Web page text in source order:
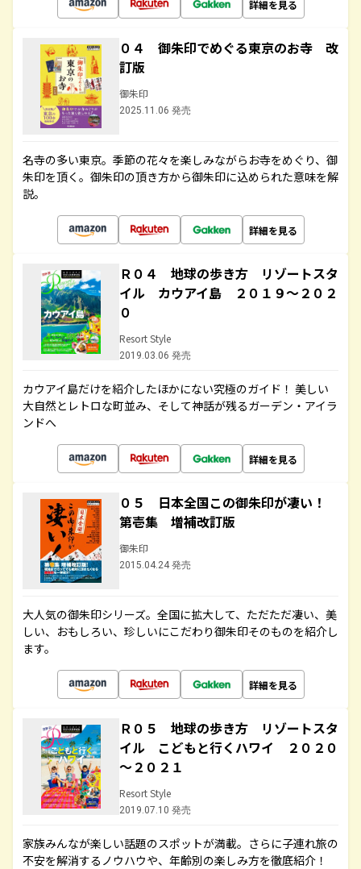
詳細を見る
０４ 御朱印でめぐる東京のお寺 改
訂版
御朱印
2025.11.06 発売
名寺の多い東京。季節の花々を楽しみながらお寺をめぐり、御
朱印を頂く。御朱印の頂き方から御朱印に込められた意味を解
説。
詳細を見る
Ｒ０４ 地球の歩き方 リゾートスタ
イル カウアイ島 ２０１９～２０２
０
Resort Style
2019.03.06 発売
カウアイ島だけを紹介したほかにない究極のガイド！ 美しい
大自然とレトロな町並み、そして神話が残るガーデン・アイラ
ンドへ
詳細を見る
０５ 日本全国この御朱印が凄い！
第壱集 増補改訂版
御朱印
2015.04.24 発売
大人気の御朱印シリーズ。全国に拡大して、ただただ凄い、美
しい、おもしろい、珍しいにこだわり御朱印そのものを紹介し
ます。
詳細を見る
Ｒ０５ 地球の歩き方 リゾートスタ
イル こどもと行くハワイ ２０２０
～２０２１
Resort Style
2019.07.10 発売
家族みんなが楽しい話題のスポットが満載。さらに子連れ旅の
不安を解消するノウハウや、年齢別の楽しみ方を徹底紹介！